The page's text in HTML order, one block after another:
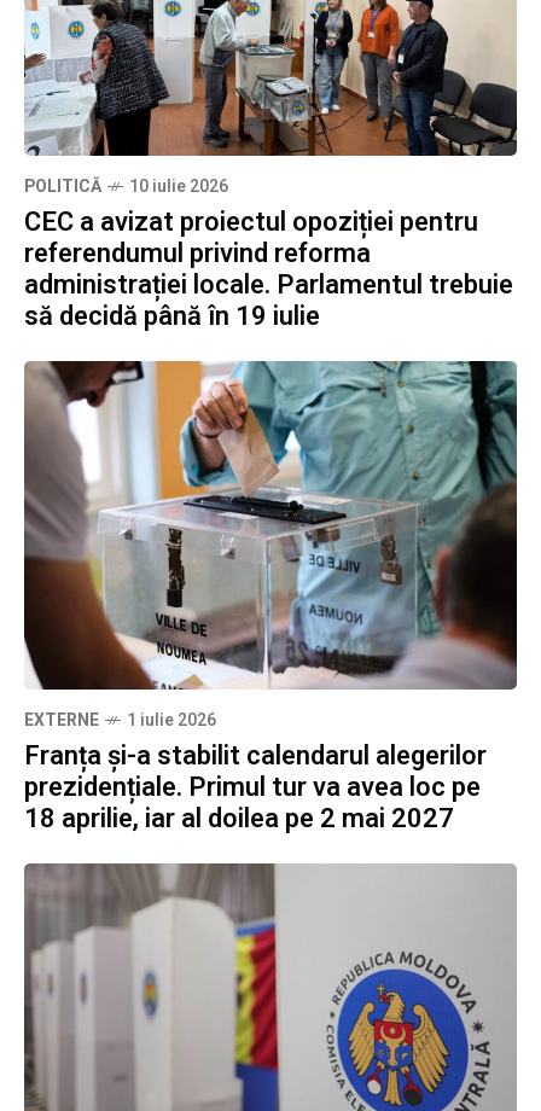
POLITICĂ 10 iulie 2026
CEC a avizat proiectul opoziției pentru
referendumul privind reforma
administrației locale. Parlamentul trebuie
să decidă până în 19 iulie
EXTERNE 1 iulie 2026
Franța și-a stabilit calendarul alegerilor
prezidențiale. Primul tur va avea loc pe
18 aprilie, iar al doilea pe 2 mai 2027